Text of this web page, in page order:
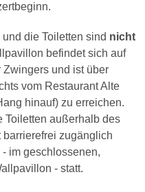
die Toiletten sind nicht
befindet sich auf
und ist über
vom Restaurant Alte
hinauf) zu erreichen.
Toiletten außerhalb des
zugänglich
im geschlossenen,
- statt.